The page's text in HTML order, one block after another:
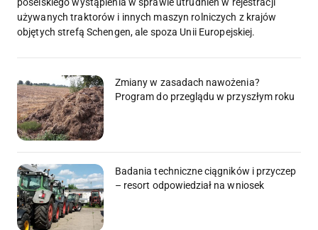
poselskiego wystąpienia w sprawie utrudnień w rejestracji
używanych traktorów i innych maszyn rolniczych z krajów
objętych strefą Schengen, ale spoza Unii Europejskiej.
Zmiany w zasadach nawożenia?
Program do przeglądu w przyszłym roku
Badania techniczne ciągników i przyczep
– resort odpowiedział na wniosek